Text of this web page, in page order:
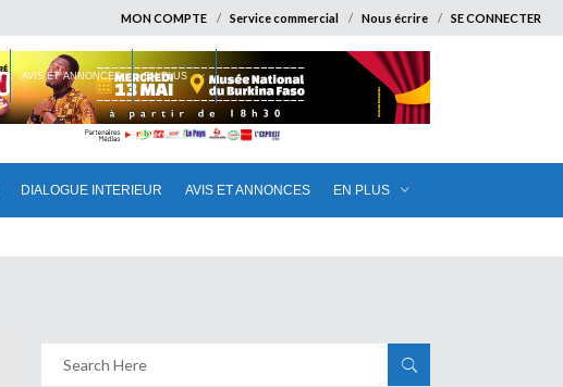
MON COMPTE Service commercial Nous écrire SE CONNECTER
DIALOGUE INTERIEUR AVIS ET ANNONCES EN PLUS
AVIS ET ANNONCES EN PLUS